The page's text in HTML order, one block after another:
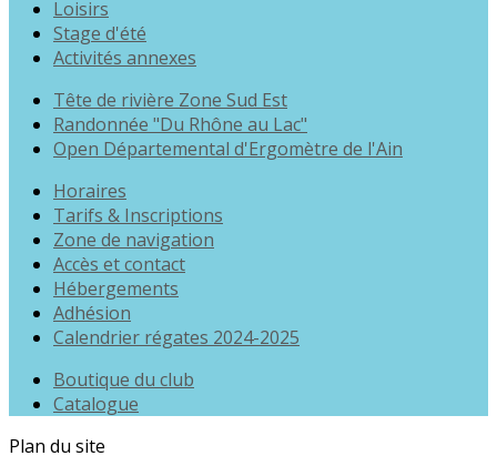
Loisirs
Stage d'été
Activités annexes
Tête de rivière Zone Sud Est
Randonnée "Du Rhône au Lac"
Open Départemental d'Ergomètre de l'Ain
Horaires
Tarifs & Inscriptions
Zone de navigation
Accès et contact
Hébergements
Adhésion
Calendrier régates 2024-2025
Boutique du club
Catalogue
Plan du site